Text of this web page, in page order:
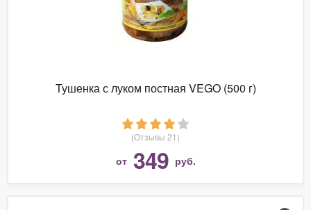
Тушенка с луком постная VEGO (500 г)
(Отзывы 21)
от 349 руб.